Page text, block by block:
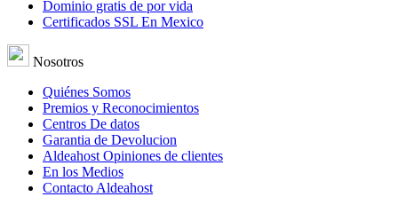
Dominio gratis de por vida
Certificados SSL En Mexico
Nosotros
Quiénes Somos
Premios y Reconocimientos
Centros De datos
Garantia de Devolucion
Aldeahost Opiniones de clientes
En los Medios
Contacto Aldeahost